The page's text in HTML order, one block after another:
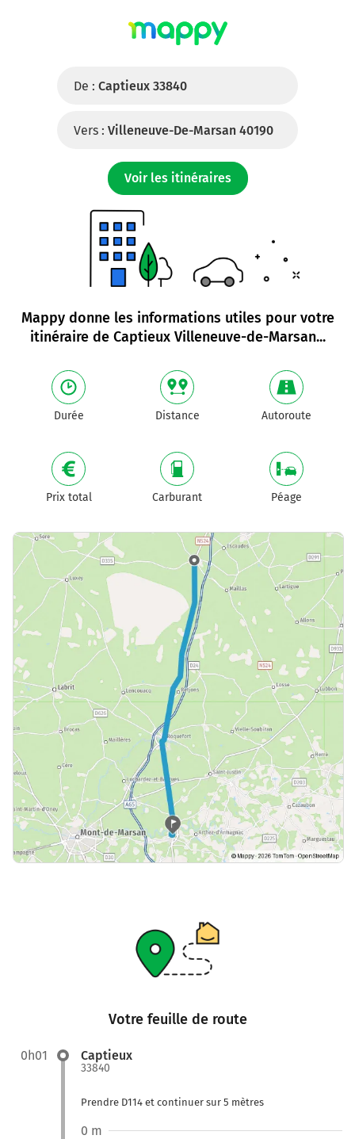
De : Captieux 33840
Vers : Villeneuve-De-Marsan 40190
Voir les itinéraires
Mappy donne les informations utiles pour votre
itinéraire de Captieux Villeneuve-de-Marsan...
Durée Distance Autoroute
Prix total Carburant Péage
Votre feuille de route
0h01 Captieux
33840
Prendre D114 et continuer sur 5 mètres
0 m